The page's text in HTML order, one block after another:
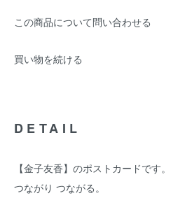
この商品について問い合わせる
買い物を続ける
DETAIL
【金子友香】のポストカードです。
つながり つながる。